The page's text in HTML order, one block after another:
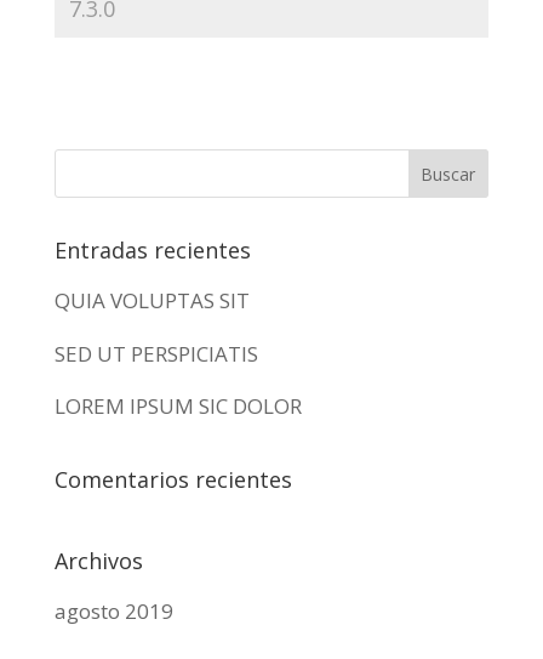
Entradas recientes
QUIA VOLUPTAS SIT
SED UT PERSPICIATIS
LOREM IPSUM SIC DOLOR
Comentarios recientes
Archivos
agosto 2019